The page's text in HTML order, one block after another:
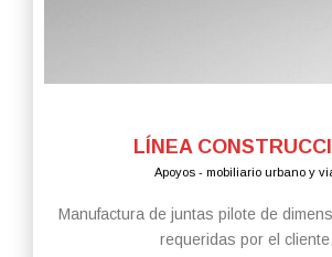
LÍNEA
Apoyos - mobiliario urbano y
Manufactura de juntas pilote de
requeridas por el cliente.